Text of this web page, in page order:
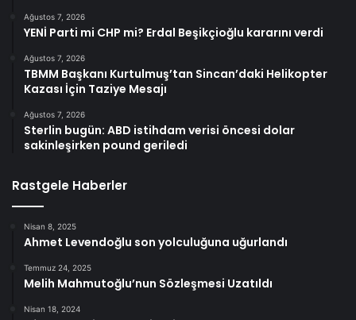
Ağustos 7, 2026
YENİ Parti mi CHP mi? Erdal Beşikçioğlu kararını verdi
Ağustos 7, 2026
TBMM Başkanı Kurtulmuş’tan Sincan’daki Helikopter
Kazası İçin Taziye Mesajı
Ağustos 7, 2026
Sterlin bugün: ABD istihdam verisi öncesi dolar
sakinleşirken pound geriledi
Rastgele Haberler
Nisan 8, 2025
Ahmet Levendoğlu son yolculuğuna uğurlandı
Temmuz 24, 2025
Melih Mahmutoğlu’nun Sözleşmesi Uzatıldı
Nisan 18, 2024